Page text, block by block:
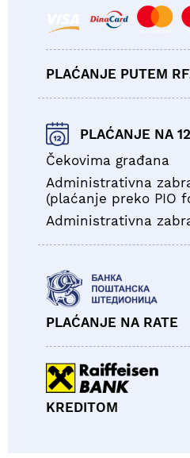
PLAĆANJE PUTEM
PLAĆANJE NA
Čekovima građana
Administrativna
(plaćanje preko PIO
Administrativna
PLAĆANJE NA RATE
KREDITOM